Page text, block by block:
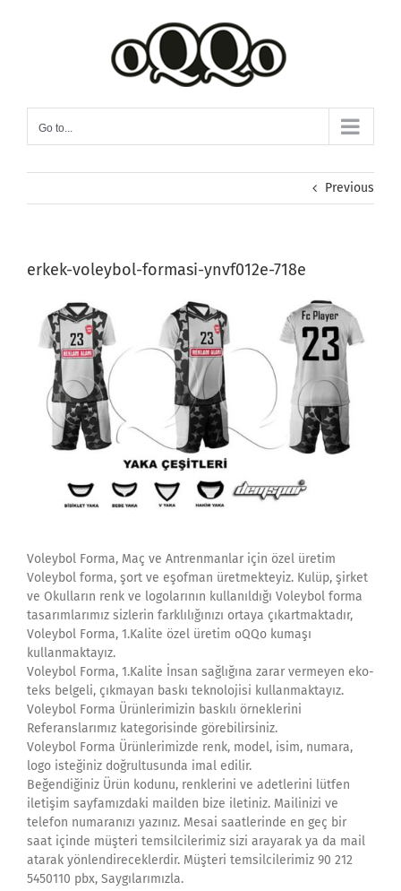
Go to...
Previous
erkek-voleybol-formasi-ynvf012e-718e
Voleybol Forma, Maç ve Antrenmanlar için özel üretim
Voleybol forma, şort ve eşofman üretmekteyiz. Kulüp, şirket
ve Okulların renk ve logolarının kullanıldığı Voleybol forma
tasarımlarımız sizlerin farklılığınızı ortaya çıkartmaktadır,
Voleybol Forma, 1.Kalite özel üretim oQQo kumaşı
kullanmaktayız.
Voleybol Forma, 1.Kalite İnsan sağlığına zarar vermeyen eko-
teks belgeli, çıkmayan baskı teknolojisi kullanmaktayız.
Voleybol Forma Ürünlerimizin baskılı örneklerini
Referanslarımız kategorisinde görebilirsiniz.
Voleybol Forma Ürünlerimizde renk, model, isim, numara,
logo isteğiniz doğrultusunda imal edilir.
Beğendiğiniz Ürün kodunu, renklerini ve adetlerini lütfen
iletişim sayfamızdaki mailden bize iletiniz. Mailinizi ve
telefon numaranızı yazınız. Mesai saatlerinde en geç bir
saat içinde müşteri temsilcilerimiz sizi arayarak ya da mail
atarak yönlendireceklerdir. Müşteri temsilcilerimiz 90 212
5450110 pbx, Saygılarımızla.